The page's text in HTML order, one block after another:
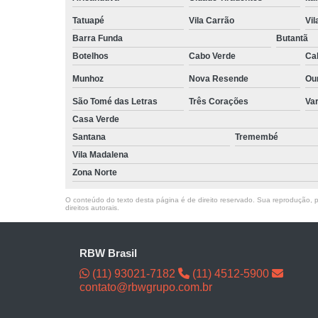
Tatuapé Vila Carrão
Barra Funda
Butantã
Botelhos
Cabo Verde
Munhoz Nova Resende
São Tomé das Letras Três Corações
Casa Verde
Santana
Tremembé
Vila Madalena
Zona Norte
O conteúdo do texto desta página é de direito reservado. Sua reprodução,
direitos autorais
RBW Brasil
(11) 93021-7182
(11) 4512-5900
contato@rbwgrupo.com.br